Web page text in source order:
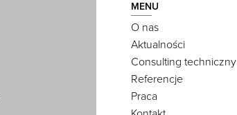
MENU
O nas
Aktualności
Consulting techniczny
Referencje
Praca